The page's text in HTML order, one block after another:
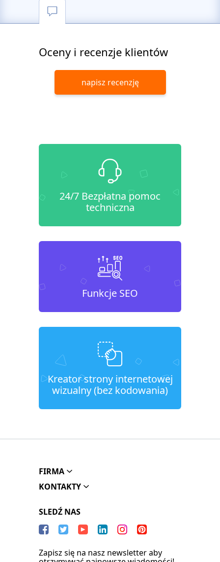
Oceny i recenzje klientów
napisz recenzję
24/7 Bezpłatna pomoc
techniczna
Funkcje SEO
Kreator strony internetowej
wizualny (bez kodowania)
FIRMA
KONTAKTY
SLEDŹ NAS
Zapisz się na nasz newsletter aby